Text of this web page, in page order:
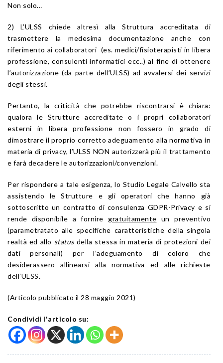
Non solo…
2) L’ULSS chiede altresì alla Struttura accreditata di
trasmettere la medesima documentazione anche con
riferimento ai collaboratori (es. medici/fisioterapisti in libera
professione, consulenti informatici ecc..) al fine di ottenere
l’autorizzazione (da parte dell’ULSS) ad avvalersi dei servizi
degli stessi.
Pertanto, la criticità che potrebbe riscontrarsi è chiara:
qualora le Strutture accreditate o i propri collaboratori
esterni in libera professione non fossero in grado di
dimostrare il proprio corretto adeguamento alla normativa in
materia di privacy, l’ULSS NON autorizzerà più il trattamento
e farà decadere le autorizzazioni/convenzioni.
Per rispondere a tale esigenza, lo Studio Legale Calvello sta
assistendo le Strutture e gli operatori che hanno già
sottoscritto un contratto di consulenza GDPR-Privacy e si
rende disponibile a fornire gratuitamente un preventivo
(parametratato alle specifiche caratteristiche della singola
realtà ed allo statusdella stessa in materia di protezioni dei
dati personali) per l’adeguamento di coloro che
desiderassero allinearsi alla normativa ed alle richieste
dell’ULSS.
(Articolo pubblicato il 28 maggio 2021)
Condividi l'articolo su: